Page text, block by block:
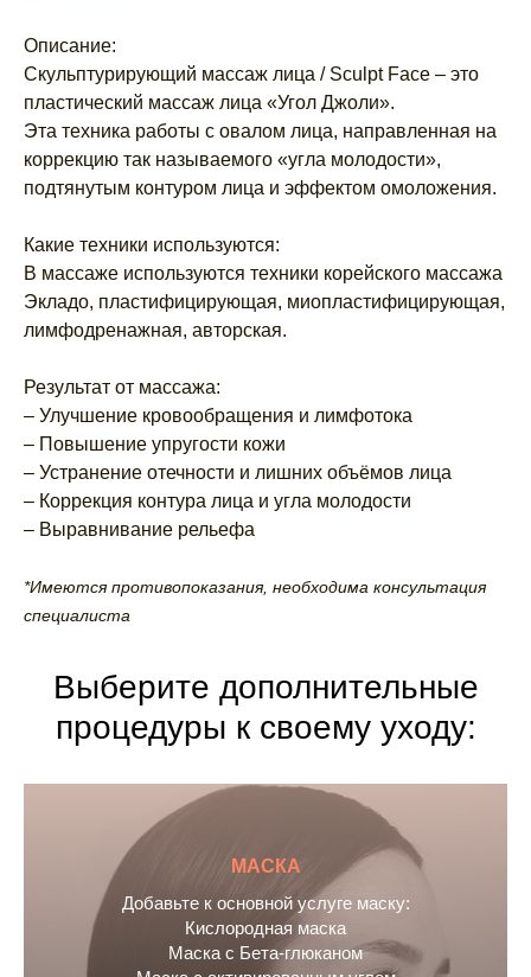
Описание:
Скульптурирующий массаж лица / Sculpt Face – это
пластический массаж лица «Угол Джоли».
Эта техника работы с овалом лица, направленная на
коррекцию так называемого «угла молодости»,
подтянутым контуром лица и эффектом омоложения.
Какие техники используются:
В массаже используются техники корейского массажа
Экладо, пластифицирующая, миопластифицирующая,
лимфодренажная, авторская.
Результат от массажа:
– Улучшение кровообращения и лимфотока
– Повышение упругости кожи
– Устранение отечности и лишних объёмов лица
– Коррекция контура лица и угла молодости
– Выравнивание рельефа
*Имеются противопоказания, необходима консультация
специалиста
Выберите дополнительные
процедуры к своему уходу:
МАСКА
Добавьте к основной услуге маску:
Кислородная маска
Маска с Бета-глюканом